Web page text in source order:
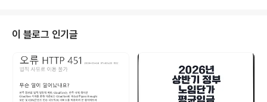
시워치나 애플워치 사용자라면 연동까지 함께 신경 써야
합니다. 여기서는 실제 사용자가 성공한 방법을 모아 아이
폰, 안드로이드 설치법과 워치 동기화 방법까지 정리해 보
았습니다.Strava 한국 철수 이후 설치 & 복구방법아이폰
에서 스트라바 설치 화면 예시 – 스트라바 앱스토어 검색이
차단된 상태를 해결하는 과정위 화면은 한국 앱스..
이 블로그 인기글